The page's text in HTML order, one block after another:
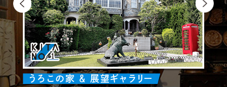
うろこの家 ＆ 展望ギャラリー